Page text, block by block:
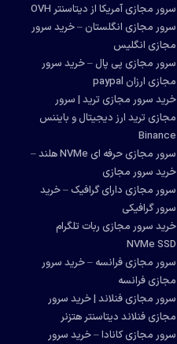
سرور مجازی آمریکا از دیتاسنتر OVH
سرور مجازی انگلستان – خرید سرور
مجازی انگلیس
سرور مجازی پی پال – خرید سرور
مجازی ارزان paypal
خرید سرور مجازی ترید | سرور
مجازی ترید ارز دیجیتال و بایننس
Binance
سرور مجازی حرفه ای NVMe هلند –
خرید سرور مجازی
سرور مجازی دارای گرافیک – خرید
سرور گرافیکی
خرید سرور مجازی ربات تلگرام
NVMe SSD
سرور مجازی فرانسه – خرید سرور
مجازی فرانسه
سرور مجازی فنلاند | خرید سرور
مجازی فنلاند دیتاسنتر هتزنر
سرور مجازی کانادا – خرید سرور